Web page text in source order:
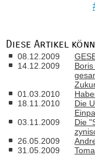
Diese Artikel
08.12.2009
14.12.2009
01.03.2010
18.11.2010
Die
03.11.2009
Die
26.05.2009
31.05.2009